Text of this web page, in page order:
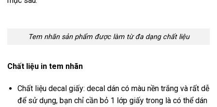
Tem nhãn sản phẩm được làm từ đa dạng chất liệu
Chất liệu in tem nhãn
Chất liệu decal giấy: decal dán có màu nền trắng và rất dễ
để sử dụng, bạn chỉ cần bỏ 1 lớp giấy trong là có thể dán